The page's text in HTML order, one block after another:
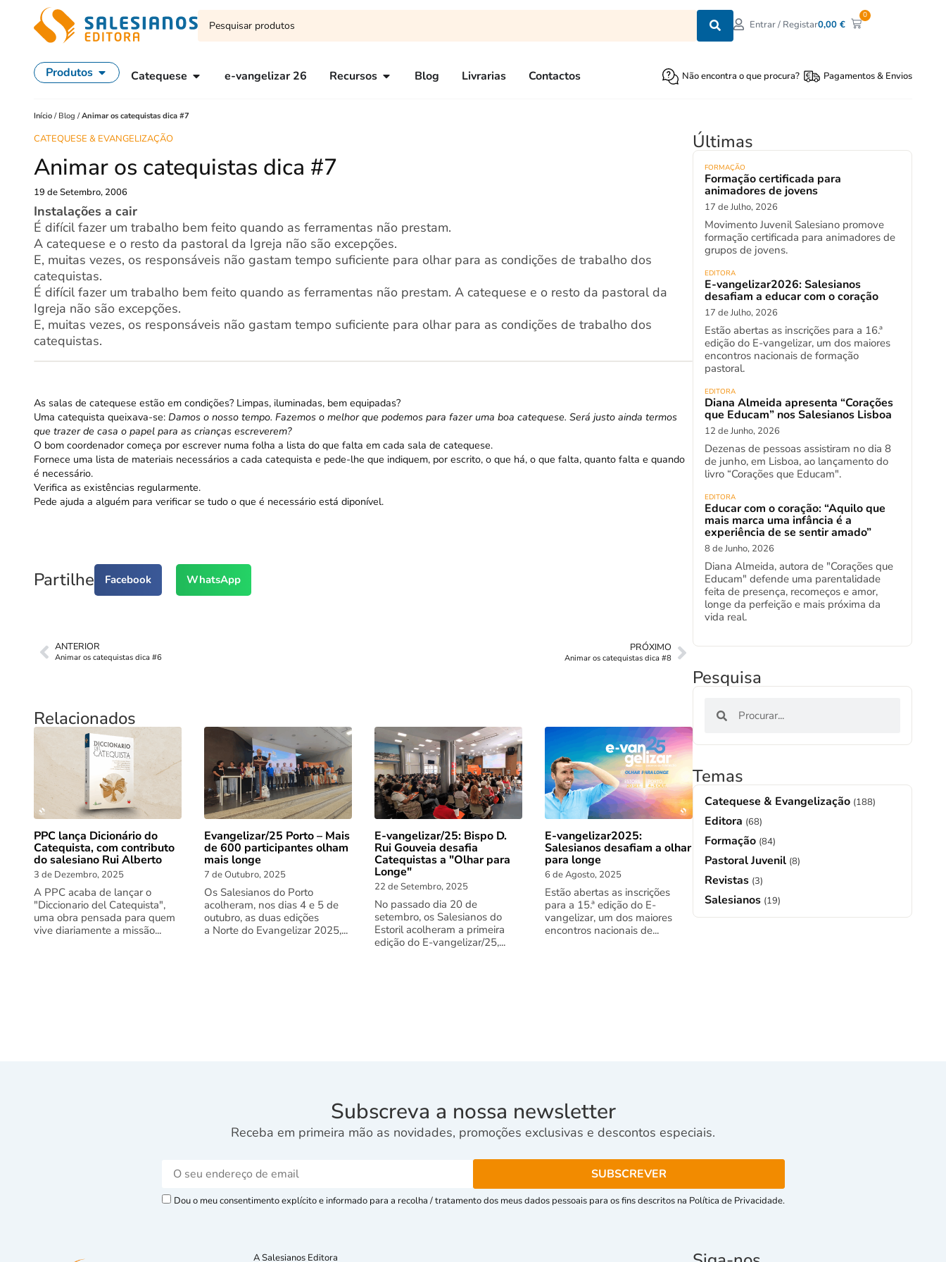
Entrar / Registar0,00€
0
Produtos Catequese e-vangelizar 26 Recursos Blog Livrarias Contactos Não encontra o que procura? Pagamentos & Envios
Início / Blog /Animar os catequistas dica #7
CATEQUESE & EVANGELIZAÇÃO
Animar os catequistas dica #7
19 de Setembro, 2006
Instalações a cair
É difícil fazer um trabalho bem feito quando as ferramentas não prestam.
A catequese e o resto da pastoral da Igreja não são excepções.
E, muitas vezes, os responsáveis não gastam tempo suficiente para olhar para as condições de trabalho dos
catequistas.
É difícil fazer um trabalho bem feito quando as ferramentas não prestam. A catequese e o resto da pastoral da
Igreja não são excepções.
E, muitas vezes, os responsáveis não gastam tempo suficiente para olhar para as condições de trabalho dos
catequistas.
As salas de catequese estão em condições? Limpas, iluminadas, bem equipadas?
Uma catequista queixava-se: Damos o nosso tempo. Fazemos o melhor que podemos para fazer uma boa catequese. Será justo ainda termos
que trazer de casa o papel para as crianças escreverem?
O bom coordenador começa por escrever numa folha a lista do que falta em cada sala de catequese.
Fornece uma lista de materiais necessários a cada catequista e pede-lhe que indiquem, por escrito, o que há, o que falta, quanto falta e quando
é necessário.
Verifica as existências regularmente.
Pede ajuda a alguém para verificar se tudo o que é necessário está diponível.
Partilhe Facebook WhatsApp
ANTERIOR
Animar os catequistas dica #6
PRÓXIMO
Animar os catequistas dica #8
Relacionados
PPC lança Dicionário do
Catequista, com contributo
do salesiano Rui Alberto
3 de Dezembro, 2025
A PPC acaba de lançar o
"Diccionario del Catequista",
uma obra pensada para quem
vive diariamente a missão...
Evangelizar/25 Porto – Mais
de 600 participantes olham
mais longe
7 de Outubro, 2025
Os Salesianos do Porto
acolheram, nos dias 4 e 5 de
outubro, as duas edições
a Norte do Evangelizar 2025,...
E-vangelizar/25: Bispo D.
Rui Gouveia desafia
Catequistas a "Olhar para
Longe"
22 de Setembro, 2025
No passado dia 20 de
setembro, os Salesianos do
Estoril acolheram a primeira
edição do E-vangelizar/25,...
E-vangelizar2025:
Salesianos desafiam a olhar
para longe
6 de Agosto, 2025
Estão abertas as inscrições
para a 15.ª edição do E-
vangelizar, um dos maiores
encontros nacionais de...
Últimas
FORMAÇÃO
Formação certificada para
animadores de jovens
17 de Julho, 2026
Movimento Juvenil Salesiano promove
formação certificada para animadores de
grupos de jovens.
EDITORA
E-vangelizar2026: Salesianos
desafiam a educar com o coração
17 de Julho, 2026
Estão abertas as inscrições para a 16.ª
edição do E-vangelizar, um dos maiores
encontros nacionais de formação
pastoral.
EDITORA
Diana Almeida apresenta “Corações
que Educam” nos Salesianos Lisboa
12 de Junho, 2026
Dezenas de pessoas assistiram no dia 8
de junho, em Lisboa, ao lançamento do
livro “Corações que Educam".
EDITORA
Educar com o coração: “Aquilo que
mais marca uma infância é a
experiência de se sentir amado”
8 de Junho, 2026
Diana Almeida, autora de "Corações que
Educam" defende uma parentalidade
feita de presença, recomeços e amor,
longe da perfeição e mais próxima da
vida real.
Pesquisa
Temas
Catequese & Evangelização (188)
Editora (68)
Formação (84)
Pastoral Juvenil (8)
Revistas (3)
Salesianos (19)
Subscreva a nossa newsletter
Receba em primeira mão as novidades, promoções exclusivas e descontos especiais.
Dou o meu consentimento explícito e informado para a recolha / tratamento dos meus dados pessoais para os fins descritos na Política de Privacidade.
A Salesianos Editora